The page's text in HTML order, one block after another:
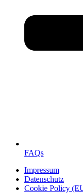
FAQs
Impressum
Datenschutz
Cookie Policy